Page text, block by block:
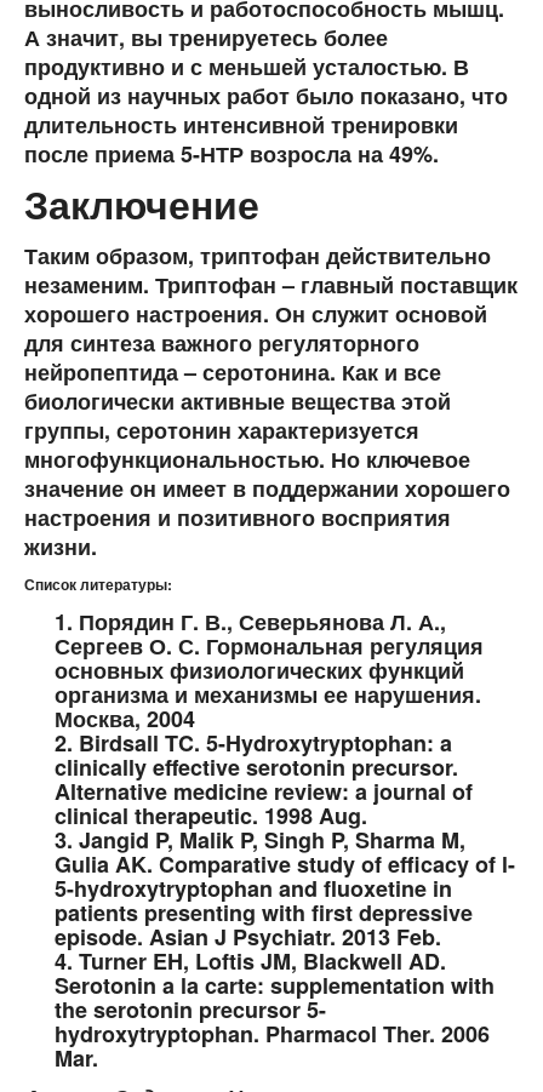
выносливость и работоспособность мышц.
А значит, вы тренируетесь более
продуктивно и с меньшей усталостью. В
одной из научных работ было показано, что
длительность интенсивной тренировки
после приема 5-НТР возросла на 49%.
Заключение
Таким образом, триптофан действительно
незаменим. Триптофан – главный поставщик
хорошего настроения. Он служит основой
для синтеза важного регуляторного
нейропептида – серотонина. Как и все
биологически активные вещества этой
группы, серотонин характеризуется
многофункциональностью. Но ключевое
значение он имеет в поддержании хорошего
настроения и позитивного восприятия
жизни.
Список литературы:
1. Порядин Г. В., Северьянова Л. А.,
Сергеев О. С. Гормональная регуляция
основных физиологических функций
организма и механизмы ее нарушения.
Москва, 2004
2. Birdsall TC. 5-Hydroxytryptophan: a
clinically effective serotonin precursor.
Alternative medicine review: a journal of
clinical therapeutic. 1998 Aug.
3. Jangid P, Malik P, Singh P, Sharma M,
Gulia AK. Comparative study of efficacy of l-
5-hydroxytryptophan and fluoxetine in
patients presenting with first depressive
episode. Asian J Psychiatr. 2013 Feb.
4. Turner EH, Loftis JM, Blackwell AD.
Serotonin a la carte: supplementation with
the serotonin precursor 5-
hydroxytryptophan. Pharmacol Ther. 2006
Mar.